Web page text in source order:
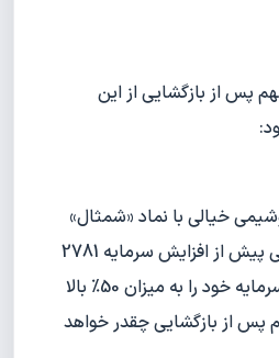
پس از بازگشایی از این
خیالی با نماد «شمثال»
در آخرین روز معاملاتی پیش از افزایش سرمایه 2781
ریال بود. این شرکت سرمایه خود را به میزان 50% بالا
از بازگشایی چقدر خواهد